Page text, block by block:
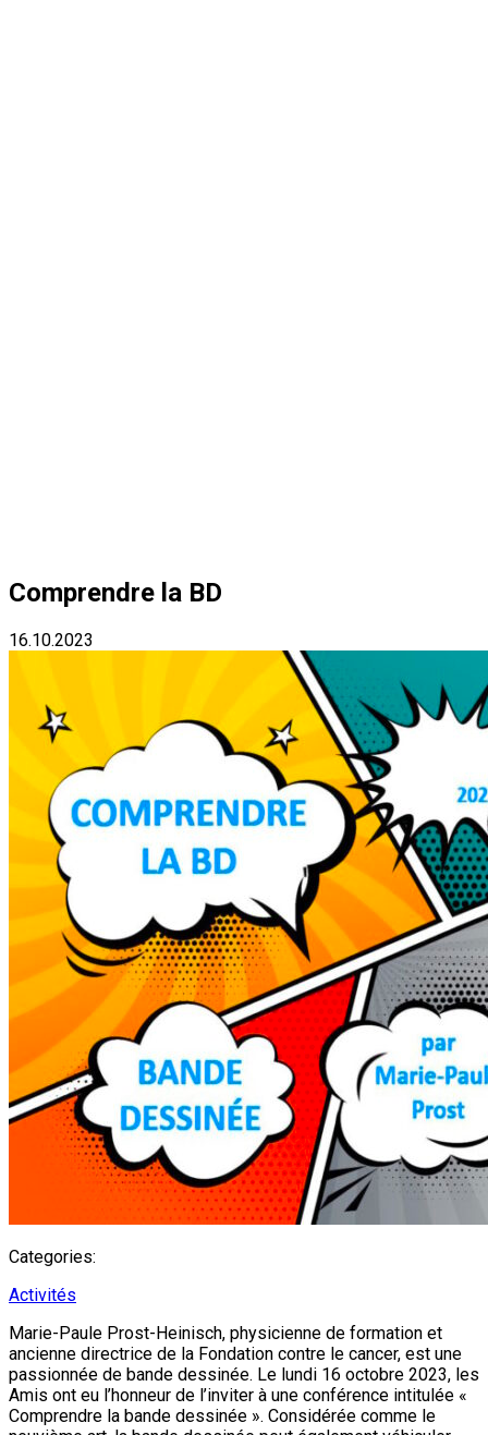
Comprendre la BD
16.10.2023
Categories:
Activités
Marie-Paule Prost-Heinisch, physicienne de formation et
ancienne directrice de la Fondation contre le cancer, est une
passionnée de bande dessinée. Le lundi 16 octobre 2023, les
Amis ont eu l’honneur de l’inviter à une conférence intitulée «
Comprendre la bande dessinée ». Considérée comme le